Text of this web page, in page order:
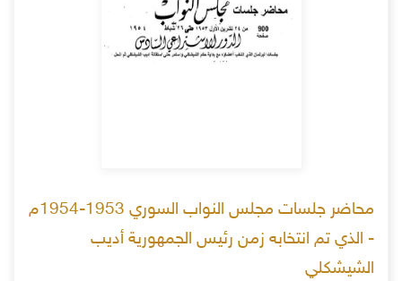
محاضر جلسات مجلس النواب السوري 1953-1954م
- الذي تم انتخابه زمن رئيس الجمهورية أديب
الشيشكلي